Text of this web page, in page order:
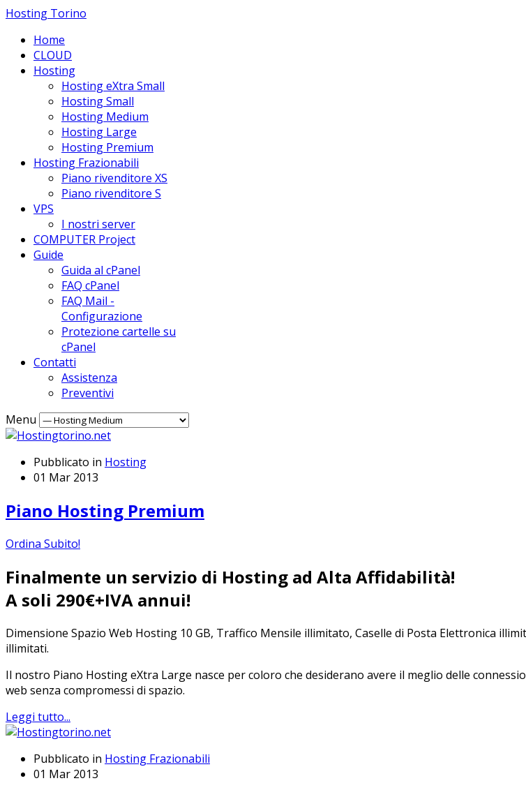
Hosting Torino
Home
CLOUD
Hosting
Hosting eXtra Small
Hosting Small
Hosting Medium
Hosting Large
Hosting Premium
Hosting Frazionabili
Piano rivenditore XS
Piano rivenditore S
VPS
I nostri server
COMPUTER Project
Guide
Guida al cPanel
FAQ cPanel
FAQ Mail -
Configurazione
Protezione cartelle su
cPanel
Contatti
Assistenza
Preventivi
Menu
Pubblicato in Hosting
01 Mar 2013
Piano Hosting Premium
Ordina Subito!
Finalmente un servizio di Hosting ad Alta Affidabilità!
A soli 290€+IVA annui!
Dimensione Spazio Web Hosting 10 GB, Traffico Mensile illimitato, Caselle di Posta Elettronica
illimitati.
Il nostro Piano Hosting eXtra Large nasce per coloro che desiderano avere il meglio delle
web senza compromessi di spazio.
Leggi tutto...
Pubblicato in Hosting Frazionabili
01 Mar 2013